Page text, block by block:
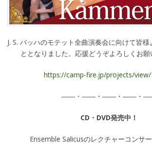
J. S. バッハのモテット全曲演奏会に向けて皆
ととなりました。応援どうぞよろしくお願
https://camp-fire.jp/projects/view/
――・――・――・――・
CD・DVD発売中！
Ensemble Salicusのレクチャーコンサ